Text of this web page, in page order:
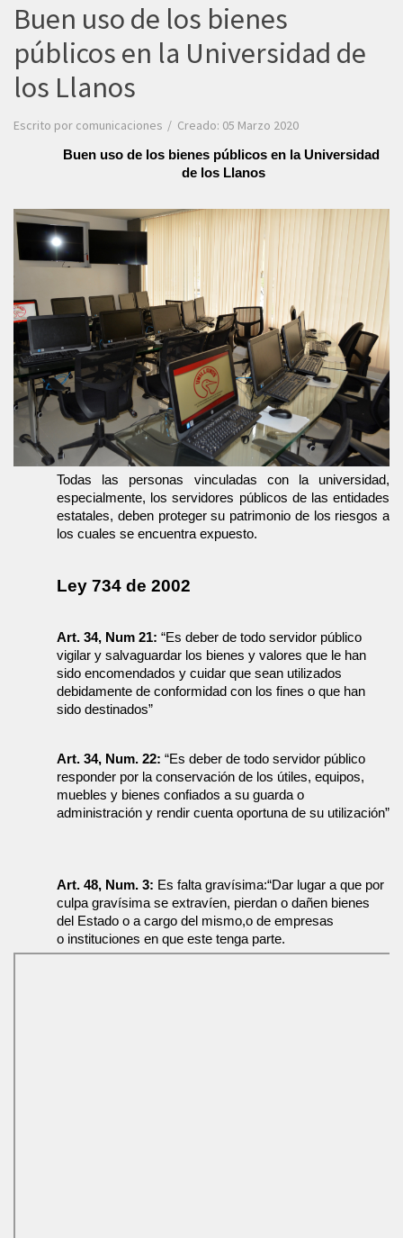
Buen uso de los bienes
públicos en la Universidad de
los Llanos
Escrito por comunicaciones Creado: 05 Marzo 2020
Buen uso de los bienes públicos en la Universidad
de los Llanos
Todas las personas vinculadas con la universidad,
especialmente, los servidores públicos de las entidades
estatales, deben proteger su patrimonio de los riesgos a
los cuales se encuentra expuesto.
Ley 734 de 2002
Art. 34, Num 21: “Es deber de todo servidor público
vigilar y salvaguardar los bienes y valores que le han
sido encomendados y cuidar que sean utilizados
debidamente de conformidad con los fines o que han
sido destinados”
Art. 34, Num. 22: “Es deber de todo servidor público
responder por la conservación de los útiles, equipos,
muebles y bienes confiados a su guarda o
administración y rendir cuenta oportuna de su utilización”
Art. 48, Num. 3: Es falta gravísima:“Dar lugar a que por
culpa gravísima se extravíen, pierdan o dañen bienes
del Estado o a cargo del mismo,o de empresas
o instituciones en que este tenga parte.